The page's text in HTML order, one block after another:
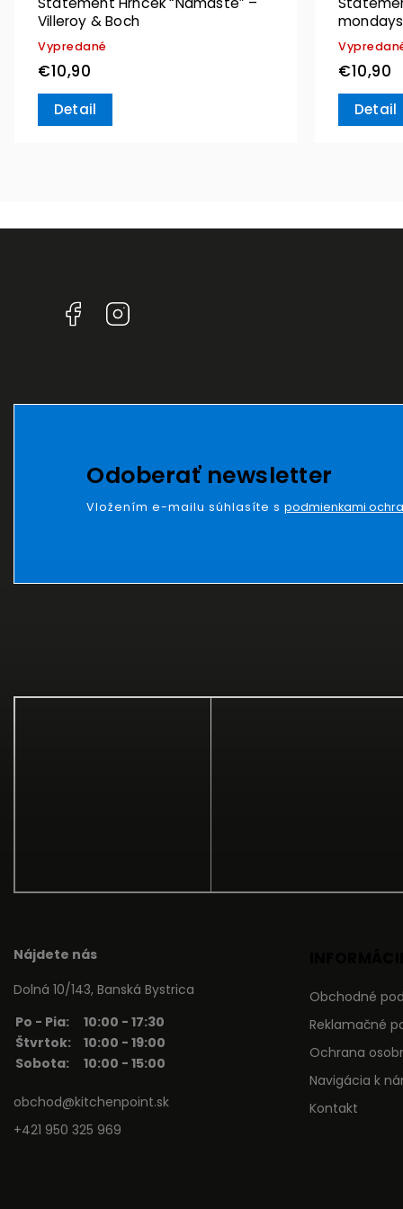
Villeroy & Boch
Vypredané
€10,90
Detail
€10,90
Detail
Facebook
Odoberať newsletter
Vložením e-mailu súhlasíte s podmienkami
Nájdete nás
Dolná 10/143, Banská Bystrica
Po - Pia:
10:00 - 17:30
Štvrtok:
10:00 - 19:00
Sobota:
10:00 - 15:00
obchod@kitchenpoint.sk
+421 950 325 969
Obchodné
Reklamačné
Ochrana
Navigácia k
Kontakt